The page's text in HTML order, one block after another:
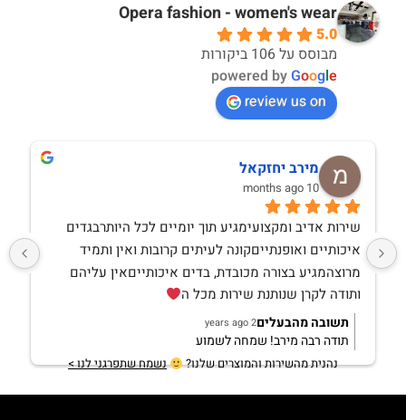
Opera fashion - women's wear
5.0
מבוסס על 106 ביקורות
powered byGoogle
review us on
מירב יחזקאל
10 months ago
ותודה לקרן שנותנת שירות מכל ה
תשובה מהבעלים2 years ago
תודה רבה מירב! שמחה לשמוע
נהנית מהשירות והמוצרים שלנו? נשמח שתפרגני לנו >